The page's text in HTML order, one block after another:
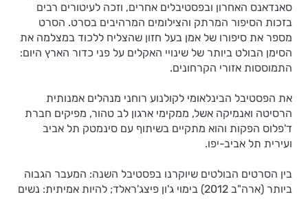
סאנדאנס האחרון ובפסטיבלים אחרים, וזכה לעיטורים רבים
בזכות הסיפור המרתק והצילומים המרהיבים בסרט. הסרט
מספר את סיפורו של אמן בעל חזון שהצליח ללכוד במצלמה את
הסימן הבולט ביותר של שינויי האקלים על פני כדור הארץ היום:
התמוססות אזורי הקרחונים.
את הפסטיבל הבינלאומי לקולנוע רוחני מנהלים אמנותית
הרסיטה ואנמיקה אשל, ממקימי ארגון לב טהור, מפיקים חברת
ד'פלוס הפקות והוא מתקיים בשיתוף עם סינמטק תל אביב
ועירית תל אביב-יפו.
בין הסרטים הבולטים שיוקרנו בפסטיבל השנה: המעבר הגבוה
ביותר (ארה"ב 2012) בימוי ג'ון פיצג'ראלד; להיות אמיתית: נשים